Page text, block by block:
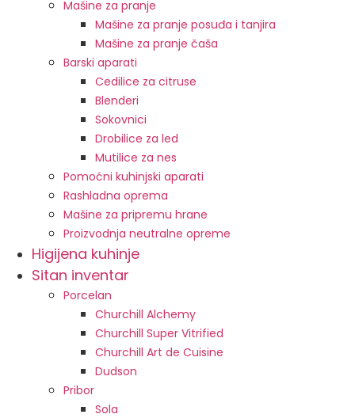
Mašine za pranje
Mašine za pranje posuđa i tanjira
Mašine za pranje čaša
Barski aparati
Cedilice za citruse
Blenderi
Sokovnici
Drobilice za led
Mutilice za nes
Pomoćni kuhinjski aparati
Rashladna oprema
Mašine za pripremu hrane
Proizvodnja neutralne opreme
Higijena kuhinje
Sitan inventar
Porcelan
Churchill Alchemy
Churchill Super Vitrified
Churchill Art de Cuisine
Dudson
Pribor
Sola